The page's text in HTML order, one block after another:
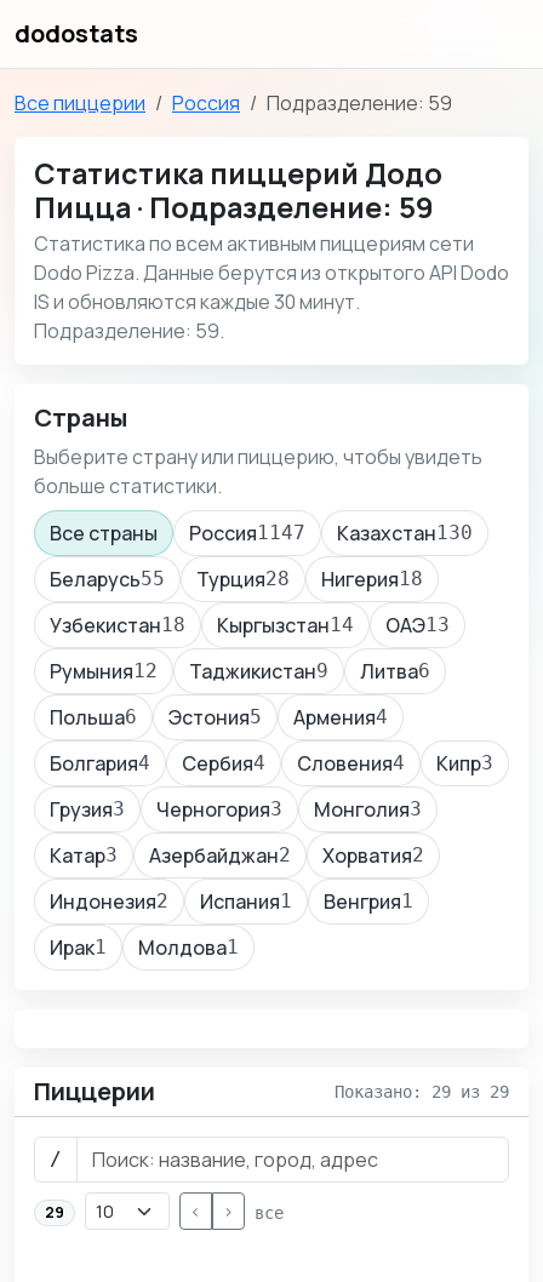
dodostats
Все пиццерии Россия Подразделение: 59
Статистика пиццерий Додо
Пицца · Подразделение: 59
Статистика по всем активным пиццериям сети
Dodo Pizza. Данные берутся из открытого API Dodo
IS и обновляются каждые 30 минут.
Подразделение: 59.
Страны
Выберите страну или пиццерию, чтобы увидеть
больше статистики.
Все страны
Россия1147 Казахстан130
Беларусь55 Турция28 Нигерия18
Узбекистан18 Кыргызстан14 ОАЭ13
Румыния12 Таджикистан9 Литва6
Польша6 Эстония5 Армения4
Болгария4 Сербия4 Словения4 Кипр3
Грузия3 Черногория3 Монголия3
Катар3 Азербайджан2 Хорватия2
Индонезия2 Испания1 Венгрия1
Ирак1 Молдова1
Пиццерии Показано: 29 из 29
/
29 < > все